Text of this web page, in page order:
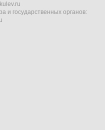
и государственных органов: